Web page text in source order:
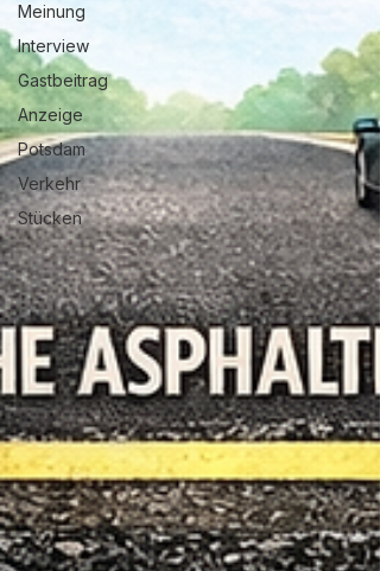
Meinung
Interview
Gastbeitrag
Anzeige
Potsdam
Verkehr
Stücken